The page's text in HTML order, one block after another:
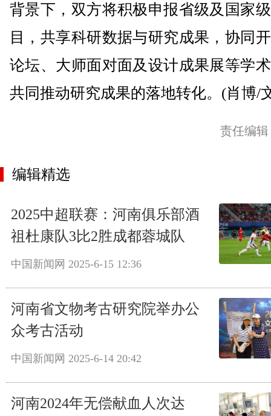
背景下，双方将积极申报省级及国家
目，共享科研数据与研究成果，协同
论坛、大师面对面及设计成果展等学
共同推动研究成果的落地转化。(肖博/
责任编
编辑精选
2025中超联赛：河南俱乐部酒
祖杜康队3比2胜成都蓉城队
中国新闻网 2025-6-15 12:36
河南省文物考古研究院举办公
众考古活动
中国新闻网 2025-6-14 20:42
河南2024年无偿献血人次达